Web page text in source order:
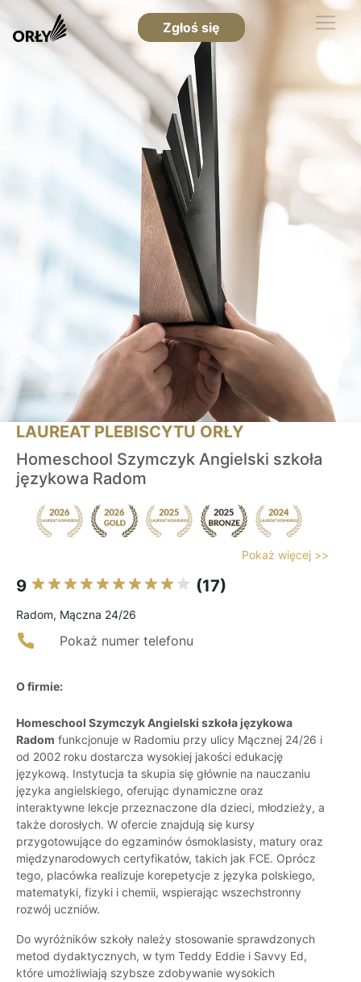
Zgłoś się
LAUREAT PLEBISCYTU ORŁY
Homeschool Szymczyk Angielski szkoła
językowa Radom
Pokaż więcej >>
9 (17)
Radom, Mączna 24/26
Pokaż numer telefonu
O firmie:
Homeschool Szymczyk Angielski szkoła językowa
Radom funkcjonuje w Radomiu przy ulicy Mącznej 24/26 i
od 2002 roku dostarcza wysokiej jakości edukację
językową. Instytucja ta skupia się głównie na nauczaniu
języka angielskiego, oferując dynamiczne oraz
interaktywne lekcje przeznaczone dla dzieci, młodzieży, a
także dorosłych. W ofercie znajdują się kursy
przygotowujące do egzaminów ósmoklasisty, matury oraz
międzynarodowych certyfikatów, takich jak FCE. Oprócz
tego, placówka realizuje korepetycje z języka polskiego,
matematyki, fizyki i chemii, wspierając wszechstronny
rozwój uczniów.
Do wyróżników szkoły należy stosowanie sprawdzonych
metod dydaktycznych, w tym Teddy Eddie i Savvy Ed,
które umożliwiają szybsze zdobywanie wysokich